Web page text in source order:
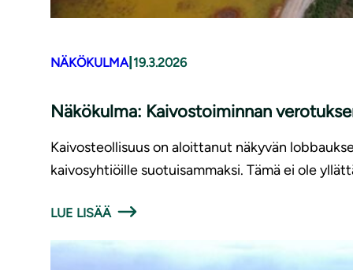
NÄKÖKULMA| 19.3.2026
Näkökulma: Kaivostoiminnan
Kaivosteollisuus on aloittanut näkyvän
kaivosyhtiöille suotuisammaksi. Tämä ei ole
LUE LISÄÄ